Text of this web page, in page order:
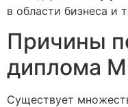
в области бизнеса и
Причины
диплома
Существует